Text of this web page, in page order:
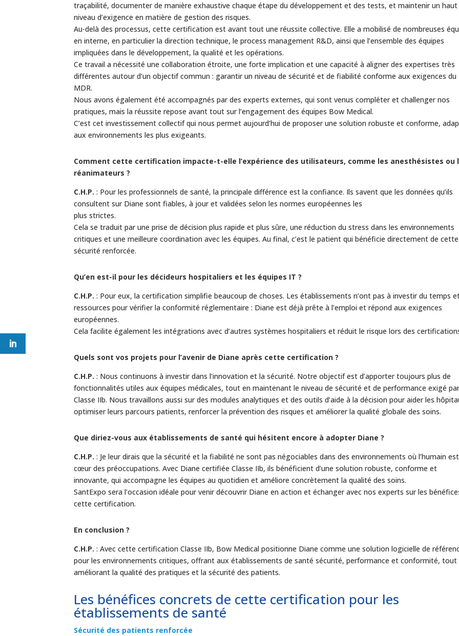
traçabilité, documenter de manière exhaustive chaque étape du développement et des tests, et maintenir un haut
niveau d’exigence en matière de gestion des risques.
Au-delà des processus, cette certification est avant tout une réussite collective. Elle a mobilisé de nombreuses
en interne, en particulier la direction technique, le process management R&D, ainsi que l’ensemble des équipes
impliquées dans le développement, la qualité et les opérations.
Ce travail a nécessité une collaboration étroite, une forte implication et une capacité à aligner des expertises très
différentes autour d’un objectif commun : garantir un niveau de sécurité et de fiabilité conforme aux exigences du
MDR.
Nous avons également été accompagnés par des experts externes, qui sont venus compléter et challenger nos
pratiques, mais la réussite repose avant tout sur l’engagement des équipes Bow Medical.
C’est cet investissement collectif qui nous permet aujourd’hui de proposer une solution robuste et conforme,
aux environnements les plus exigeants.
Comment cette certification impacte-t-elle l’expérience des utilisateurs, comme les anesthésistes ou
réanimateurs ?
C.H.P. : Pour les professionnels de santé, la principale différence est la confiance. Ils savent que les données qu’ils
consultent sur Diane sont fiables, à jour et validées selon les normes européennes les
plus strictes.
Cela se traduit par une prise de décision plus rapide et plus sûre, une réduction du stress dans les environnements
critiques et une meilleure coordination avec les équipes. Au final, c’est le patient qui bénéficie directement de cette
sécurité renforcée.
Qu’en est-il pour les décideurs hospitaliers et les équipes IT ?
C.H.P. : Pour eux, la certification simplifie beaucoup de choses. Les établissements n’ont pas à investir du temps
ressources pour vérifier la conformité réglementaire : Diane est déjà prête à l’emploi et répond aux exigences
européennes.
Cela facilite également les intégrations avec d’autres systèmes hospitaliers et réduit le risque lors des
Quels sont vos projets pour l’avenir de Diane après cette certification ?
C.H.P. : Nous continuons à investir dans l’innovation et la sécurité. Notre objectif est d’apporter toujours plus de
fonctionnalités utiles aux équipes médicales, tout en maintenant le niveau de sécurité et de performance exigé
Classe IIb. Nous travaillons aussi sur des modules analytiques et des outils d’aide à la décision pour aider les
optimiser leurs parcours patients, renforcer la prévention des risques et améliorer la qualité globale des soins.
Que diriez-vous aux établissements de santé qui hésitent encore à adopter Diane ?
C.H.P. : Je leur dirais que la sécurité et la fiabilité ne sont pas négociables dans des environnements où l’humain
cœur des préoccupations. Avec Diane certifiée Classe IIb, ils bénéficient d’une solution robuste, conforme et
innovante, qui accompagne les équipes au quotidien et améliore concrètement la qualité des soins.
SantExpo sera l’occasion idéale pour venir découvrir Diane en action et échanger avec nos experts sur les
cette certification.
En conclusion ?
C.H.P. : Avec cette certification Classe IIb, Bow Medical positionne Diane comme une solution logicielle de
pour les environnements critiques, offrant aux établissements de santé sécurité, performance et conformité, tout
améliorant la qualité des pratiques et la sécurité des patients.
Les bénéfices concrets de cette certification pour les
établissements de santé
Sécurité des patients renforcée